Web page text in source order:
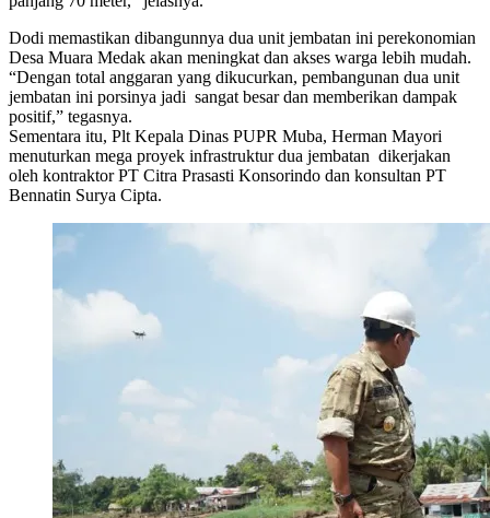
Dodi memastikan dibangunnya dua unit jembatan ini perekonomian
Desa Muara Medak akan meningkat dan akses warga lebih mudah.
“Dengan total anggaran yang dikucurkan, pembangunan dua unit
jembatan ini porsinya jadi sangat besar dan memberikan dampak
positif,” tegasnya.
Sementara itu, Plt Kepala Dinas PUPR Muba, Herman Mayori
menuturkan mega proyek infrastruktur dua jembatan dikerjakan
oleh kontraktor PT Citra Prasasti Konsorindo dan konsultan PT
Bennatin Surya Cipta.